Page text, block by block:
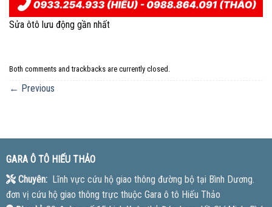
Sửa ôtô lưu động gần nhất
Both comments and trackbacks are currently closed.
← Previous
GARA Ô TÔ HIẾU THẢO
Chuyên:Lĩnh vực cứu hộ giao thông đường bộ tại Bình Dương.
đơn vị cứu hộ giao thông trực thuộc Gara ô tô Hiếu Thảo